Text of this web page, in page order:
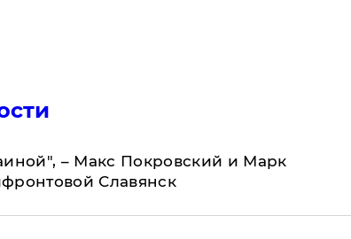
– Макс Покровский и Марк
Славянск